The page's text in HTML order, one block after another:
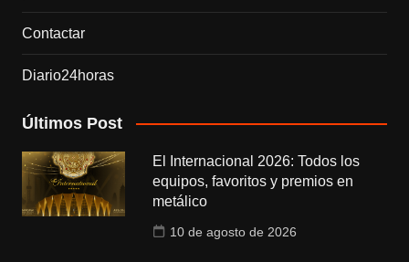
Contactar
Diario24horas
Últimos Post
El Internacional 2026: Todos los
equipos, favoritos y premios en
metálico
10 de agosto de 2026